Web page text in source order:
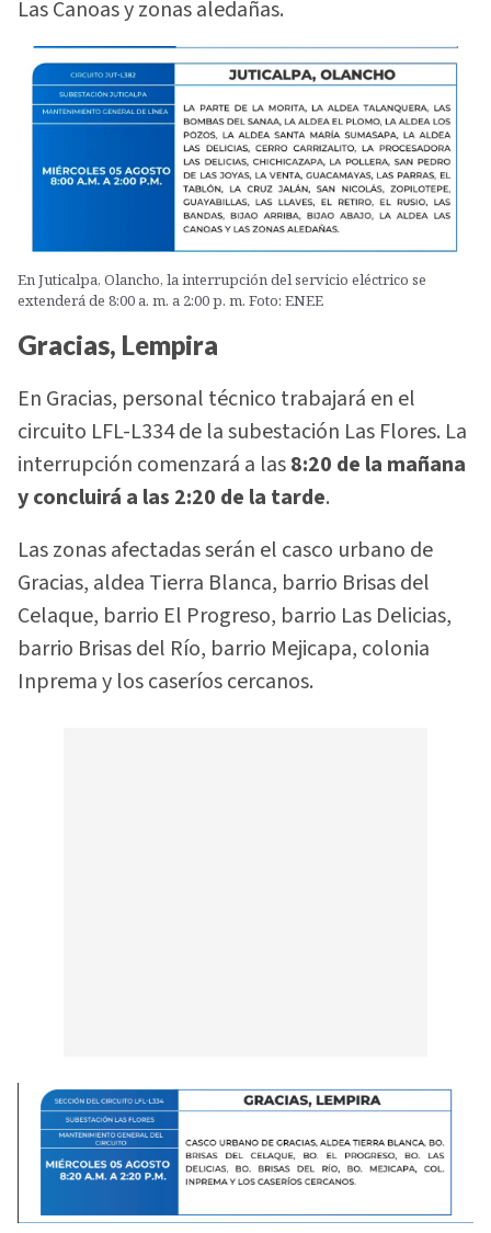
Las Canoas y zonas aledañas.
En Juticalpa, Olancho, la interrupción del servicio eléctrico se
extenderá de 8:00 a. m. a 2:00 p. m. Foto: ENEE
Gracias, Lempira
En Gracias, personal técnico trabajará en el
circuito LFL-L334 de la subestación Las Flores. La
interrupción comenzará a las8:20 de la mañana
y concluirá a las 2:20 de la tarde.
Las zonas afectadas serán el casco urbano de
Gracias, aldea Tierra Blanca, barrio Brisas del
Celaque, barrio El Progreso, barrio Las Delicias,
barrio Brisas del Río, barrio Mejicapa, colonia
Inprema y los caseríos cercanos.